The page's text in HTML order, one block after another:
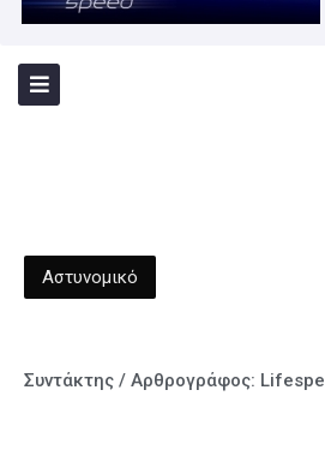
Αστυνομικό
Συντάκτης / Αρθρογράφος: